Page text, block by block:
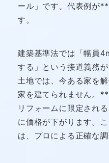
ール」です。代表例が
す。
建築基準法では「幅員
する」という接道義務
土地では、今ある家を
家を建てられません。
リフォームに限定され
に価格が下がります。
は、プロによる正確な調